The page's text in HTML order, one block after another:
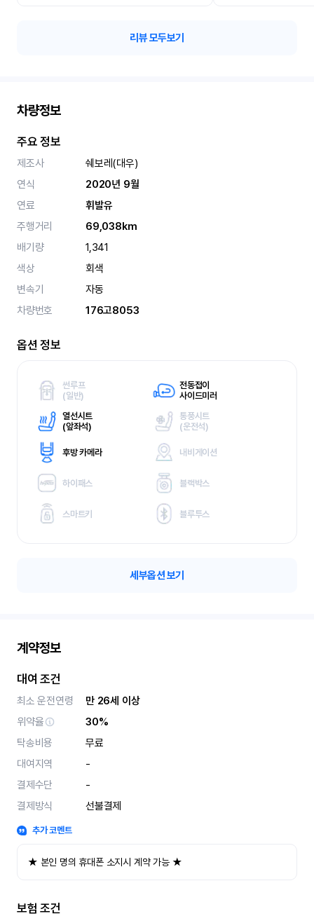
리뷰 모두보기
차량정보
주요 정보
제조사
쉐보레(대우)
연식
2020년 9월
연료
휘발유
주행거리
69,038km
배기량
1,341
색상
회색
변속기
자동
차량번호
176고8053
옵션 정보
썬루프
(일반)
전동접이
사이드미러
열선시트
(앞좌석)
통풍시트
(운전석)
후방 카메라 내비게이션
하이패스 블랙박스
스마트키 블루투스
세부옵션 보기
계약정보
대여 조건
최소 운전연령
만 26세 이상
위약율
30%
탁송비용
무료
대여지역
-
결제수단
-
결제방식
선불결제
추가 코멘트
★ 본인 명의 휴대폰 소지시 계약 가능 ★
보험 조건